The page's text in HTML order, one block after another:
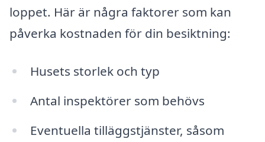
loppet. Här är några faktorer som kan
påverka kostnaden för din besiktning:
Husets storlek och typ
Antal inspektörer som behövs
Eventuella tilläggstjänster, såsom